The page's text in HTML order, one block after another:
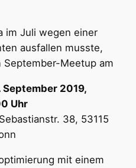
im Juli wegen einer
ausfallen musste,
Meetup am
2019,
Uhr
Sebastianstr. 38, 53115
mit einem